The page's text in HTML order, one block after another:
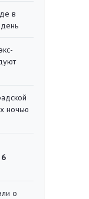
в
ночью
о